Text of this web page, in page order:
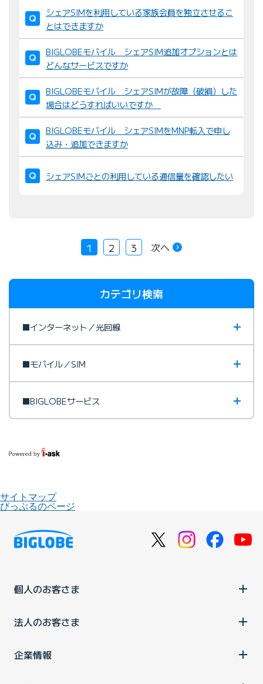
シェアSIMを利用している家族会員を独立させるこ
とはできますか
BIGLOBEモバイル シェアSIM追加オプションとは
どんなサービスですか
BIGLOBEモバイル シェアSIMが故障（破損）した
場合はどうすればいいですか
BIGLOBEモバイル シェアSIMをMNP転入で申し
込み・追加できますか
シェアSIMごとの利用している通信量を確認したい
1 2 3 次へ
カテゴリ検索
■インターネット／光回線
■モバイル／SIM
■BIGLOBEサービス
サイトマップ
びっぷるのページ
個人のお客さま
法人のお客さま
企業情報